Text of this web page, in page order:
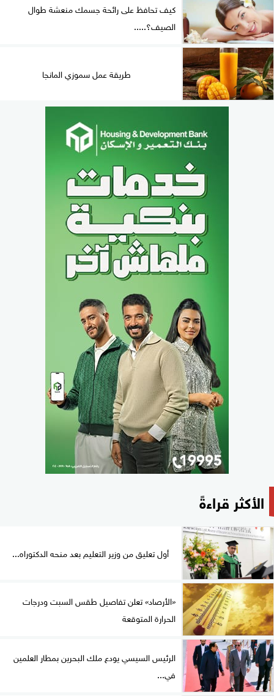
كيف تحافظ على رائحة جسمك منعشة طوال
الصيف؟.....
طريقة عمل سموزي المانجا
الأكثر قراءةً
أول تعليق من وزير التعليم بعد منحه الدكتوراه...
«الأرصاد» تعلن تفاصيل طقس السبت ودرجات
الحرارة المتوقعة
الرئيس السيسي يودع ملك البحرين بمطار العلمين
في...